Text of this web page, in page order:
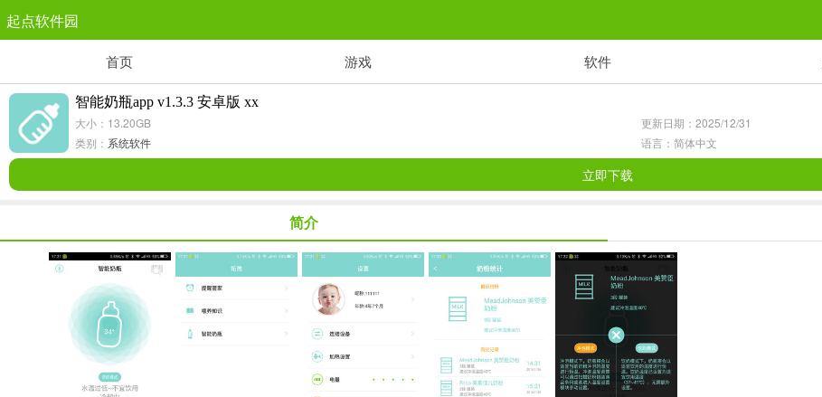
起点软件园
1千+款游戏
休闲益智
1万+款游戏
3千+款游戏
3百+款游戏
首页 游戏 软件
智能奶瓶app v1.3.3 安卓版 xx
大小：13.20GB
更新日期：2025/12/31
类别： 系统软件 语言：简体中文
立即下载
简介